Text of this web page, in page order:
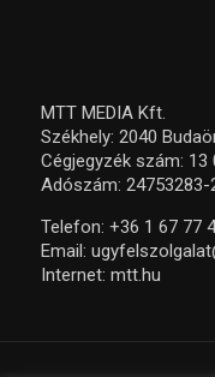
MTT MEDIA Kft.
Székhely: 2040
Cégjegyzék szám: 13
Adószám: 24753283-
Telefon: +36 1 67 77
Email:
Internet: mtt.hu